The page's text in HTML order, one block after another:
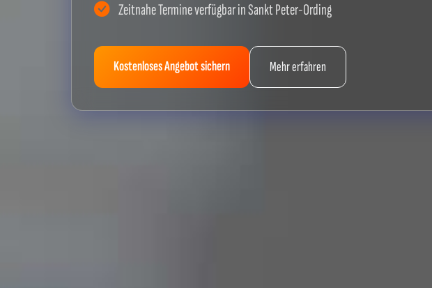
Zeitnahe Termine verfügbar in Sankt Peter-Ording
Kostenloses Angebot sichern Mehr erfahren